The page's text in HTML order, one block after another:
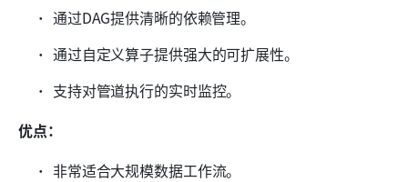
通过DAG提供清晰的依赖管理。
通过自定义算子提供强大的可扩展性。
支持对管道执行的实时监控。
优点：
非常适合大规模数据工作流。